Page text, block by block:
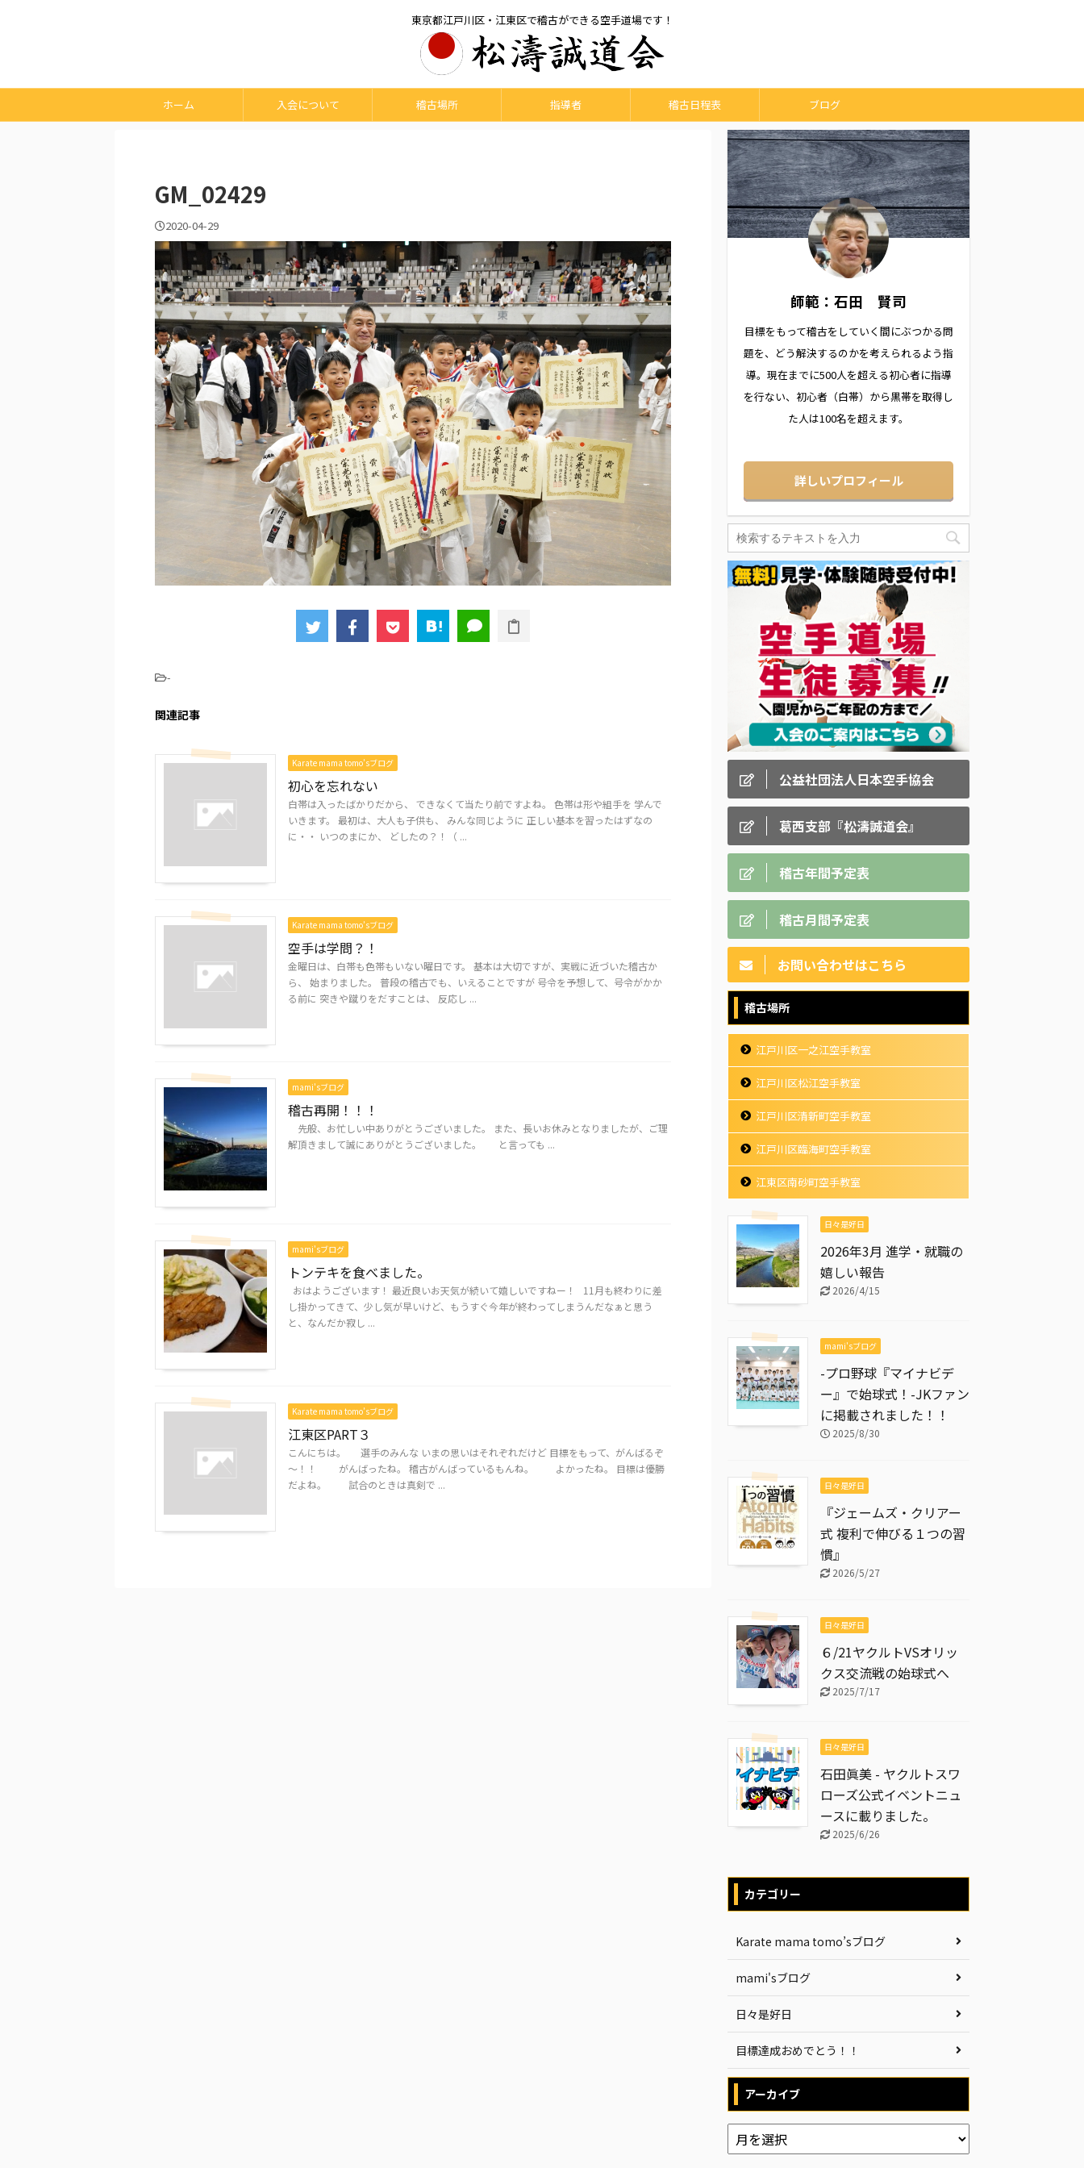
東京都江戸川区・江東区で稽古ができる空手道場です！
ホーム 入会について 稽古場所 指導者 稽古日程表 ブログ
GM_02429
2020-04-29
-
関連記事
Karate mama tomo’sブログ
初心を忘れない
白帯は入ったばかりだから、 できなくて当たり前ですよね。 色帯は形や組手を 学んで
いきます。 最初は、大人も子供も、 みんな同じように 正しい基本を習ったはずなの
に・・ いつのまにか、 どしたの？！（ ...
Karate mama tomo’sブログ
空手は学問？！
金曜日は、白帯も色帯もいない曜日です。 基本は大切ですが、実戦に近づいた稽古か
ら、 始まりました。 普段の稽古でも、いえることですが 号令を予想して、号令がかか
る前に 突きや蹴りをだすことは、 反応し ...
mami'sブログ
稽古再開！！！
先般、お忙しい中ありがとうございました。 また、長いお休みとなりましたが、ご理
解頂きまして誠にありがとうございました。 と言っても ...
mami'sブログ
トンテキを食べました。
おはようございます！ 最近良いお天気が続いて嬉しいですねー！ 11月も終わりに差
し掛かってきて、少し気が早いけど、もうすぐ今年が終わってしまうんだなぁと思う
と、なんだか寂し ...
Karate mama tomo’sブログ
江東区PART３
こんにちは。 選手のみんな いまの思いはそれぞれだけど 目標をもって、がんばるぞ
～！！ がんばったね。 稽古がんばっているもんね。 よかったね。 目標は優勝
だよね。 試合のときは真剣で ...
師範：石田 賢司
目標をもって稽古をしていく間にぶつかる問
題を、どう解決するのかを考えられるよう指
導。現在までに500人を超える初心者に指導
を行ない、初心者（白帯）から黒帯を取得し
た人は100名を超えます。
詳しいプロフィール
公益社団法人日本空手協会
葛西支部『松濤誠道会』
稽古年間予定表
稽古月間予定表
お問い合わせはこちら
稽古場所
江戸川区一之江空手教室
江戸川区松江空手教室
江戸川区清新町空手教室
江戸川区臨海町空手教室
江東区南砂町空手教室
日々是好日
2026年3月 進学・就職の
嬉しい報告
2026/4/15
mami'sブログ
-プロ野球『マイナビデ
ー』で始球式！-JKファン
に掲載されました！！
2025/8/30
日々是好日
『ジェームズ・クリアー
式 複利で伸びる１つの習
慣』
2026/5/27
日々是好日
６/21ヤクルトVSオリッ
クス交流戦の始球式へ
2025/7/17
日々是好日
石田眞美 - ヤクルトスワ
ローズ公式イベントニュ
ースに載りました。
2025/6/26
カテゴリー
Karate mama tomo’sブログ
mami'sブログ
日々是好日
目標達成おめでとう！！
アーカイブ